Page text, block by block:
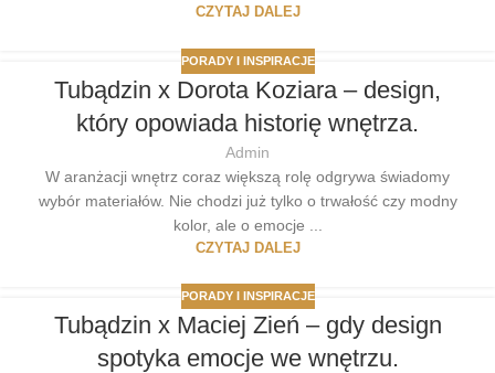
CZYTAJ DALEJ
PORADY I INSPIRACJE
Tubądzin x Dorota Koziara – design,
który opowiada historię wnętrza.
Admin
W aranżacji wnętrz coraz większą rolę odgrywa świadomy
wybór materiałów. Nie chodzi już tylko o trwałość czy modny
kolor, ale o emocje ...
CZYTAJ DALEJ
PORADY I INSPIRACJE
Tubądzin x Maciej Zień – gdy design
spotyka emocje we wnętrzu.